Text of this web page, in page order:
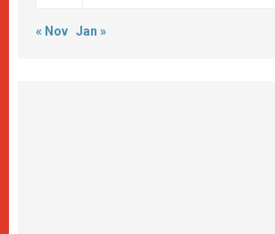
« Nov Jan »